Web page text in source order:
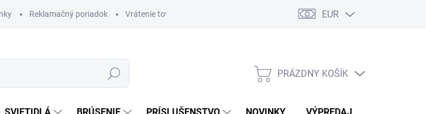
Reklamačný poriadok Vrátenie tovaru EUR
Hľadať
NÁKUPNÝ
PRÁZDNY KOŠÍK